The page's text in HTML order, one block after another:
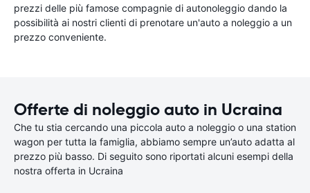
prezzi delle più famose compagnie di autonoleggio dando la
possibilità ai nostri clienti di prenotare un'auto a noleggio a un
prezzo conveniente.
Offerte di noleggio auto in Ucraina
Che tu stia cercando una piccola auto a noleggio o una station
wagon per tutta la famiglia, abbiamo sempre un’auto adatta al
prezzo più basso. Di seguito sono riportati alcuni esempi della
nostra offerta in Ucraina